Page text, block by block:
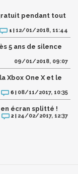
pendant tout
1 |12/01/2018, 11:44
5 ans de silence
09/01/2018, 09:07
Xbox One X et le
6 | 08/11/2017, 10:35
écran splitté !
2 | 24/02/2017, 12:37